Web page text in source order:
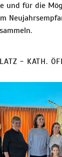
und für die
- KATH.